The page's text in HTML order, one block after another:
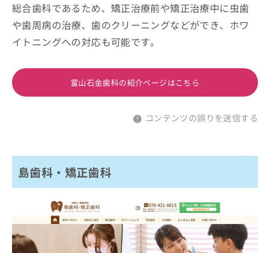
総合歯科であるため、矯正治療前や矯正治療中に虫歯
や歯周病の治療、歯のクリーニングなどができ、ホワ
イトニングへの対応も可能です。
富山石金歯科の紹介ページはこちら
コンテンツの誤りを送信する
島歯科・矯正歯科